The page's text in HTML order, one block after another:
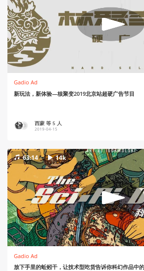
Gadio Ad
新玩法，新体验—核聚变2019北京站超硬广告节目
西蒙 等 5 人
2019-04-15
63:14 14k
Gadio Ad
放下手里的蚯蚓干，让技术型吃货告诉你科幻作品中